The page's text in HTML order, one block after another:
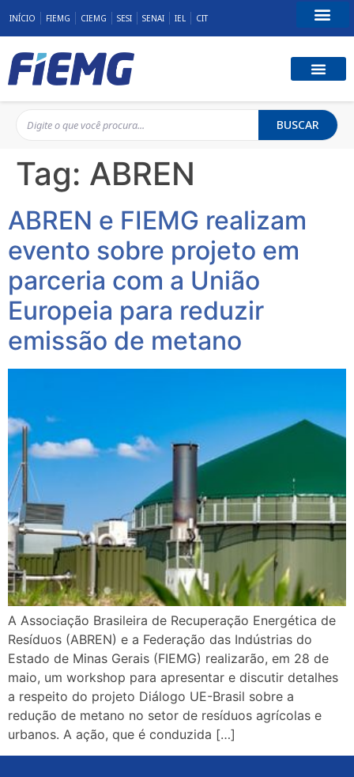
INÍCIO FIEMG CIEMG SESI SENAI IEL CIT
BUSCAR
Tag: ABREN
ABREN e FIEMG realizam
evento sobre projeto em
parceria com a União
Europeia para reduzir
emissão de metano
A Associação Brasileira de Recuperação Energética de
Resíduos (ABREN) e a Federação das Indústrias do
Estado de Minas Gerais (FIEMG) realizarão, em 28 de
maio, um workshop para apresentar e discutir detalhes
a respeito do projeto Diálogo UE-Brasil sobre a
redução de metano no setor de resíduos agrícolas e
urbanos. A ação, que é conduzida […]